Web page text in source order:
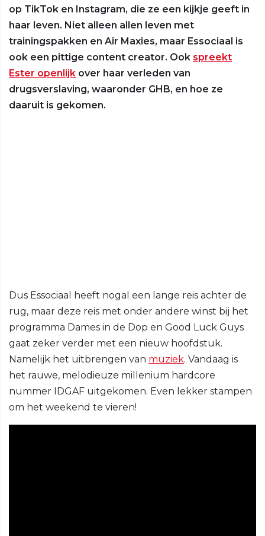
op TikTok en Instagram, die ze een kijkje geeft in
haar leven. Niet alleen allen leven met
trainingspakken en Air Maxies, maar Essociaal is
ook een pittige content creator. Ook spreekt
Ester openlijk over haar verleden van
drugsverslaving, waaronder GHB, en hoe ze
daaruit is gekomen.
Dus Essociaal heeft nogal een lange reis achter de
rug, maar deze reis met onder andere winst bij het
programma Dames in de Dop en Good Luck Guys
gaat zeker verder met een nieuw hoofdstuk.
Namelijk het uitbrengen van muziek. Vandaag is
het rauwe, melodieuze millenium hardcore
nummer IDGAF uitgekomen. Even lekker stampen
om het weekend te vieren!